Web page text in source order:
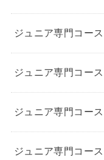
ジュニア専門コース
ジュニア専門コー
ジュニア専門コー
ジュニア専門コー